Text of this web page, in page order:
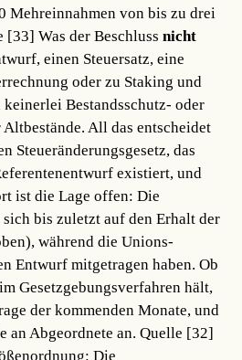
Mehreinnahmen von bis zu drei
[33] Was der Beschlussnicht
einen Steuersatz, eine
oder zu Staking und
Bestandsschutz- oder
All das entscheidet
Steueränderungsgesetz, das
existiert, und
ist die Lage offen: Die
bis zuletzt auf den Erhalt der
während die Unions-
Entwurf mitgetragen haben. Ob
Gesetzgebungsverfahren hält,
der kommenden Monate, und
an Abgeordnete an.Quelle [32]
Die